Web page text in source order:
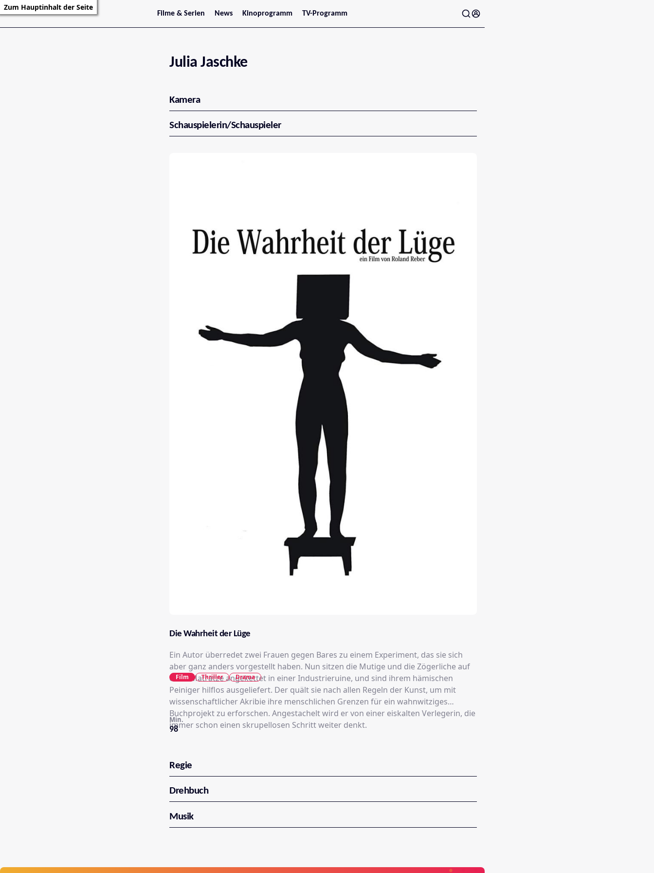
Zum Hauptinhalt der Seite
Filme & Serien
Trailer
Serienarchiv
News
Stars
Kinoprogramm
Jetzt im Kino
Oberösterreich
Tirol
Vorarlberg
TV-Programm
Julia Jaschke
Kamera
Schauspielerin/Schauspieler
Die Wahrheit der Lüge
Ein Autor überredet zwei Frauen gegen Bares zu einem Experiment, das sie sich
aber ganz anders vorgestellt haben. Nun sitzen die Mutige und die Zögerliche auf
einer Matratze angekettet in einer Industrieruine, und sind ihrem hämischen
Peiniger hilflos ausgeliefert. Der quält sie nach allen Regeln der Kunst, um mit
wissenschaftlicher Akribie ihre menschlichen Grenzen für ein wahnwitziges
Buchprojekt zu erforschen. Angestachelt wird er von einer eiskalten Verlegerin, die
immer schon einen skrupellosen Schritt weiter denkt.
98
Min.
Film Thriller Drama
Regie
Drehbuch
Musik